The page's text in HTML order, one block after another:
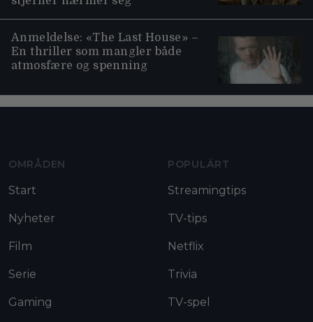
Anmeldelse: «The Last House» –
En thriller som mangler både
atmosfære og spenning
OMRÅDEN
Start
Nyheter
Film
Serie
Gaming
POPULÄRT
Streamingtips
TV-tips
Netflix
Trivia
TV-spel